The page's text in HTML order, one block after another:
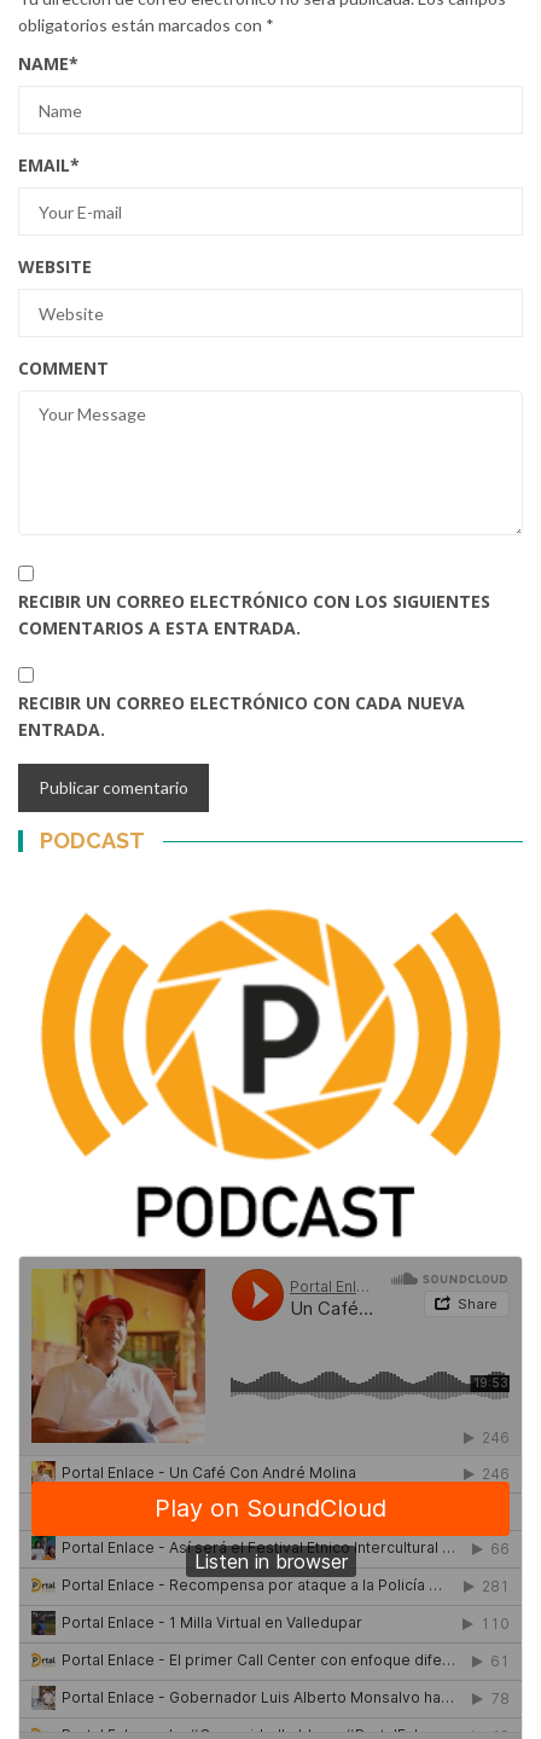
obligatorios están marcados con *
NAME*
EMAIL*
WEBSITE
COMMENT
RECIBIR UN CORREO ELECTRÓNICO CON LOS SIGUIENTES
COMENTARIOS A ESTA ENTRADA.
RECIBIR UN CORREO ELECTRÓNICO CON CADA NUEVA
ENTRADA.
PODCAST